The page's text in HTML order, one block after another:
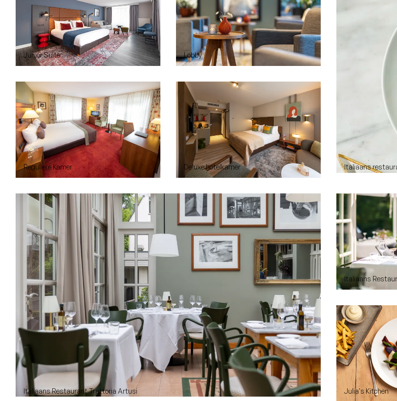
Junior Suite Lobby
Reguliere Kamer Deluxe hotelkamer Italiaans
Italiaans Restaurant Trattoria Artusi
Italiaans
Julia's Kitchen